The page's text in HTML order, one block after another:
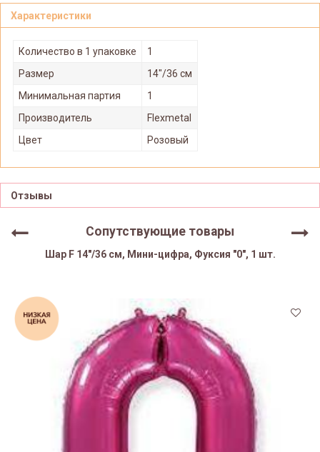
Характеристики
Количество в 1 упаковке
1
Размер
14"/36 см
Минимальная партия
1
Производитель
Flexmetal
Цвет
Розовый
Отзывы
Сопутствующие товары
Шар F 14"/36 см, Мини-цифра, Фуксия "0", 1 шт.